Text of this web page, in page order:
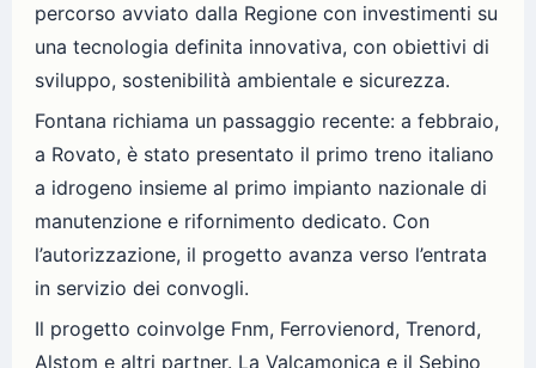
percorso avviato dalla Regione con investimenti su
una tecnologia definita innovativa, con obiettivi di
sviluppo, sostenibilità ambientale e sicurezza.
Fontana richiama un passaggio recente: a febbraio,
a Rovato, è stato presentato il primo treno italiano
a idrogeno insieme al primo impianto nazionale di
manutenzione e rifornimento dedicato. Con
l’autorizzazione, il progetto avanza verso l’entrata
in servizio dei convogli.
Il progetto coinvolge Fnm, Ferrovienord, Trenord,
Alstom e altri partner. La Valcamonica e il Sebino